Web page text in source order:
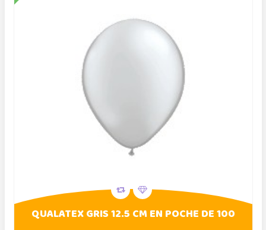
QUALATEX GRIS 12.5 CM EN POCHE DE 100